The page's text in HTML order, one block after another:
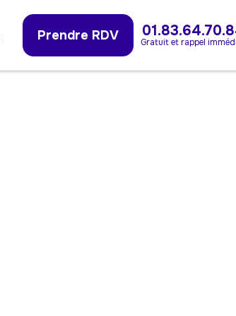
Prendre RDV Gratuit et rappel